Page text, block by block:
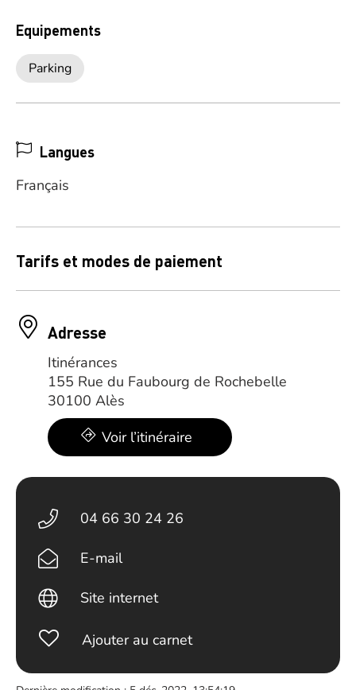
Equipements
Parking
Langues
Français
Tarifs et modes de paiement
Adresse
Itinérances
155 Rue du Faubourg de Rochebelle
30100 Alès
Voir l’itinéraire
04 66 30 24 26
E-mail
Site internet
Ajouter au carnet